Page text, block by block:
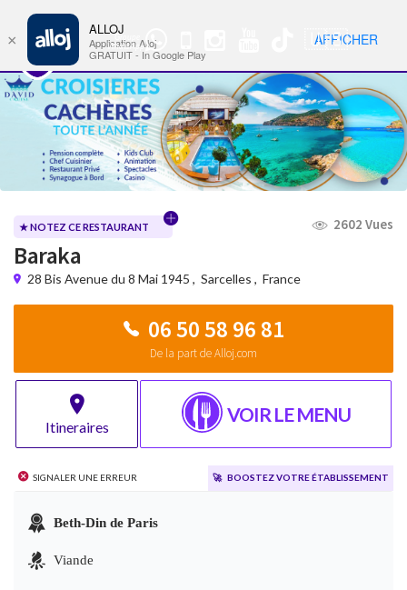
Groupe
WhatsApp
🇺🇸 Nav
★ NOTEZ CE RESTAURANT 2602 Vues
Baraka
28 Bis Avenue du 8 Mai 1945 , Sarcelles , France
06 50 58 96 81
De la part de Alloj.com
Itineraires
VOIR LE MENU
Signaler une erreur 🚀 Boostez votre établissement
Beth-Din de Paris
Viande
×
ALLOJ
Application Alloj
GRATUIT - In Google Play
AFFICHER